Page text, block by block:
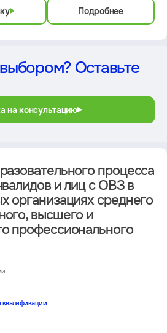
Подробнее
Оставьте
на консультацию
процесса
и лиц с ОВЗ в
организациях среднего
высшего и
профессионального
квалификации